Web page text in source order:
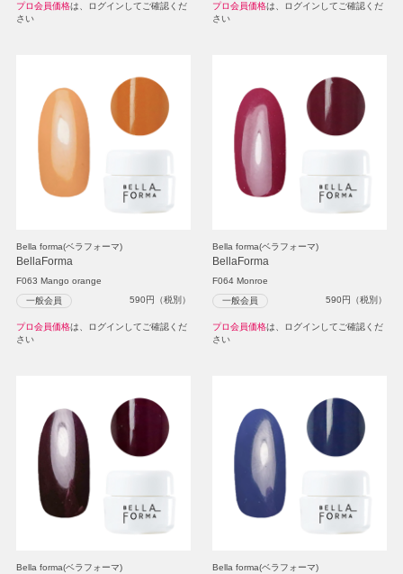
プロ会員価格は、ログインしてご確認くだ
さい
プロ会員価格は、ログインしてご確認くだ
さい
Bella forma(ベラフォーマ)
BellaForma
F063 Mango orange
一般会員 590円（税別）
プロ会員価格は、ログインしてご確認くだ
さい
Bella forma(ベラフォーマ)
BellaForma
F064 Monroe
一般会員 590円（税別）
プロ会員価格は、ログインしてご確認くだ
さい
Bella forma(ベラフォーマ) Bella forma(ベラフォーマ)